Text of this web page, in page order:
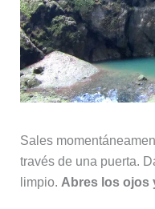
Sales
través de una puerta.
limpio. Abres los ojos